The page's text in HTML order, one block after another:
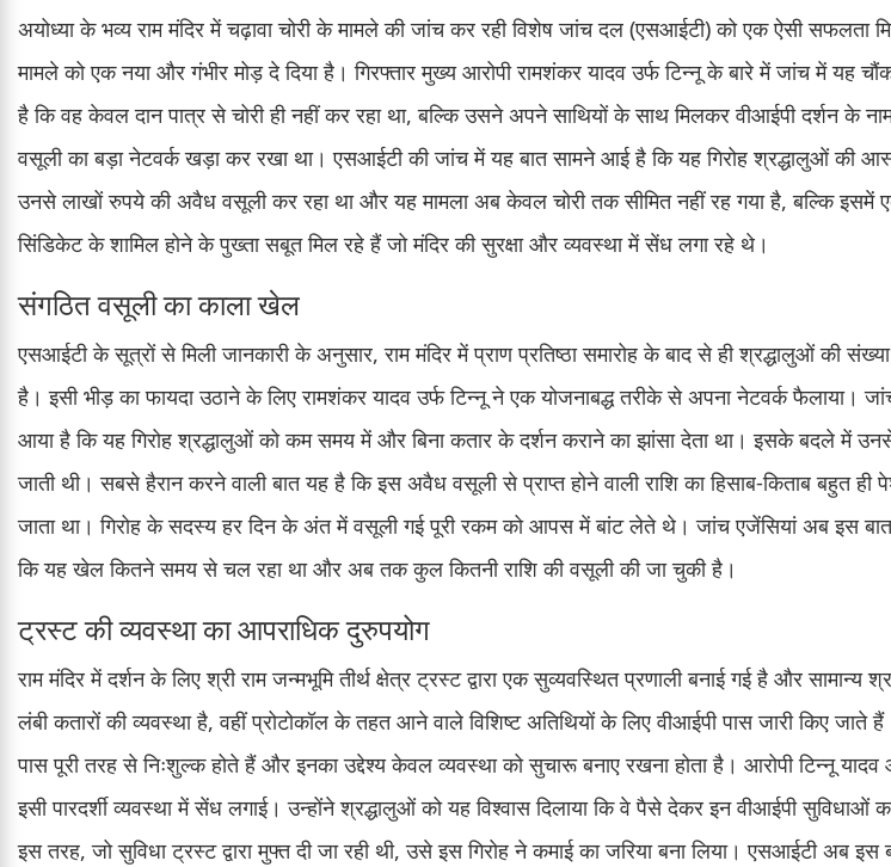
अयोध्या के भव्य राम मंदिर में चढ़ावा चोरी के मामले की जांच कर रही विशेष जांच दल (एसआईटी) को एक ऐसी सफलता
मामले को एक नया और गंभीर मोड़ दे दिया है। गिरफ्तार मुख्य आरोपी रामशंकर यादव उर्फ टिन्नू के बारे में जांच में यह
है कि वह केवल दान पात्र से चोरी ही नहीं कर रहा था, बल्कि उसने अपने साथियों के साथ मिलकर वीआईपी दर्शन के
वसूली का बड़ा नेटवर्क खड़ा कर रखा था। एसआईटी की जांच में यह बात सामने आई है कि यह गिरोह श्रद्धालुओं की
उनसे लाखों रुपये की अवैध वसूली कर रहा था और यह मामला अब केवल चोरी तक सीमित नहीं रह गया है, बल्कि इसमें
सिंडिकेट के शामिल होने के पुख्ता सबूत मिल रहे हैं जो मंदिर की सुरक्षा और व्यवस्था में सेंध लगा रहे थे।
संगठित वसूली का काला खेल
एसआईटी के सूत्रों से मिली जानकारी के अनुसार, राम मंदिर में प्राण प्रतिष्ठा समारोह के बाद से ही श्रद्धालुओं की संख्या
है। इसी भीड़ का फायदा उठाने के लिए रामशंकर यादव उर्फ टिन्नू ने एक योजनाबद्ध तरीके से अपना नेटवर्क फैलाया।
आया है कि यह गिरोह श्रद्धालुओं को कम समय में और बिना कतार के दर्शन कराने का झांसा देता था। इसके बदले में
जाती थी। सबसे हैरान करने वाली बात यह है कि इस अवैध वसूली से प्राप्त होने वाली राशि का हिसाब-किताब बहुत ही
जाता था। गिरोह के सदस्य हर दिन के अंत में वसूली गई पूरी रकम को आपस में बांट लेते थे। जांच एजेंसियां अब इस बात
कि यह खेल कितने समय से चल रहा था और अब तक कुल कितनी राशि की वसूली की जा चुकी है।
ट्रस्ट की व्यवस्था का आपराधिक दुरुपयोग
राम मंदिर में दर्शन के लिए श्री राम जन्मभूमि तीर्थ क्षेत्र ट्रस्ट द्वारा एक सुव्यवस्थित प्रणाली बनाई गई है और सामान्य
लंबी कतारों की व्यवस्था है, वहीं प्रोटोकॉल के तहत आने वाले विशिष्ट अतिथियों के लिए वीआईपी पास जारी किए
पास पूरी तरह से निःशुल्क होते हैं और इनका उद्देश्य केवल व्यवस्था को सुचारू बनाए रखना होता है। आरोपी टिन्नू
इसी पारदर्शी व्यवस्था में सेंध लगाई। उन्होंने श्रद्धालुओं को यह विश्वास दिलाया कि वे पैसे देकर इन वीआईपी सुविधाओं
इस तरह, जो सुविधा ट्रस्ट द्वारा मुफ्त दी जा रही थी, उसे इस गिरोह ने कमाई का जरिया बना लिया। एसआईटी अब इस